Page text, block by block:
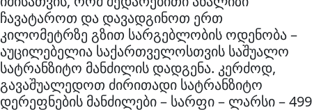
ჩავატაროთ და დავადგინოთ ერთ
კილომეტრზე გზით სარგებლობის ოდენობა –
აუცილებელია საქართველოსთვის საშუალო
სატრანზიტო მანძილის დადგენა. კერძოდ,
გავაშუალედოთ ძირითადი სატრანზიტო
დერეფნების მანძილები – სარფი – ლარსი – 499